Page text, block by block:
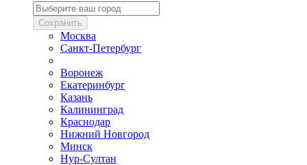
Сохранить
Москва
Санкт-Петербург
Воронеж
Екатеринбург
Казань
Калининград
Краснодар
Нижний Новгород
Минск
Нур-Султан